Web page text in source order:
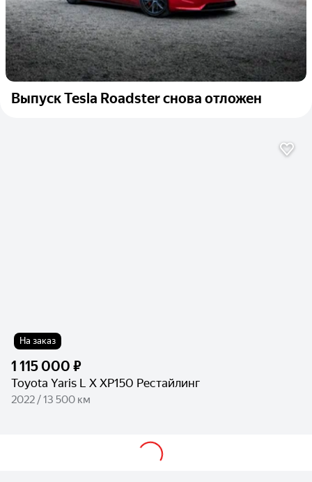
Выпуск Tesla Roadster снова отложен
На заказ
1 115 000 ₽
Toyota Yaris L X XP150 Рестайлинг
2022 / 13 500 км